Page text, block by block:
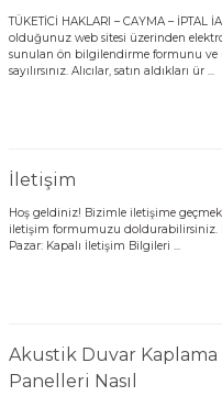
Serisi
933
Duvar Kaplama
TÜKETİCİ HAKLARI – CAYMA – İPTAL
olduğunuz web sitesi üzerinden
sunulan ön bilgilendirme formunu ve
sayılırsınız. Alıcılar, satın aldıkları ür ...
İletişim
Hoş geldiniz! Bizimle iletişime
iletişim formumuzu doldurabilirsiniz.
Pazar: Kapalı İletişim Bilgileri ...
Akustik Duvar Kaplama
Panelleri Nasıl